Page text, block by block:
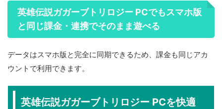
英雄伝説ガガーブトリロジー PCでもスマホ版
と同じ課金・連携でそのまま遊べる
データはスマホ版と完全に同期できるため、課金も同じアカ
ウントで利用できます。
英雄伝説ガガーブトリロジー PCを快適